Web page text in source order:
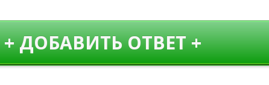
+ ДОБАВИТЬ ОТВЕТ +